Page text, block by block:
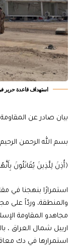
استهداف قاعدة حرير
بيان صادر عن
بسم الله الرحمن الرحيم
‏﴿أُذِنَ لِلَّذِينَ يُقَاتَلُونَ
استمرارًا بنهجنا في
والمنطقة، وردّاً على
مجاهدو المقاومة
اربيل شمال العراق ،
استمرارها في دك